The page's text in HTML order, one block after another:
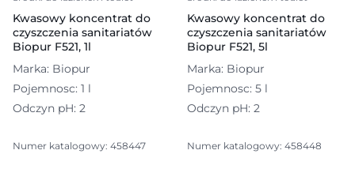
Kwasowy koncentrat do
czyszczenia sanitariatów
Biopur F521, 1l
Marka: Biopur
Pojemnosc: 1 l
Odczyn pH: 2
Numer katalogowy: 458447
Kwasowy koncentrat do
czyszczenia sanitariatów
Biopur F521, 5l
Marka: Biopur
Pojemnosc: 5 l
Odczyn pH: 2
Numer katalogowy: 458448